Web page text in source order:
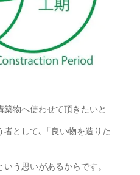
物へ使わせて頂きたいと
として､「良い物を造りた
う思いがあるからです。